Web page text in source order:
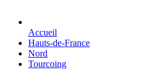
Accueil
Hauts-de-France
Nord
Tourcoing